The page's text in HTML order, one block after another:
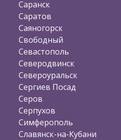
Саранск
Саратов
Саяногорск
Свободный
Севастополь
Северодвинск
Североуральск
Сергиев Посад
Серов
Серпухов
Симферополь
Славянск-на-Кубани